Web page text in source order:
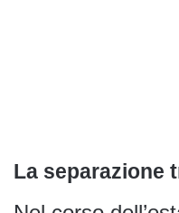
La separazione